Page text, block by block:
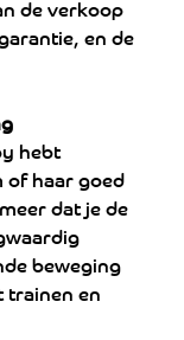
en de
hebt
haar goed
dat je de
beweging
trainen en